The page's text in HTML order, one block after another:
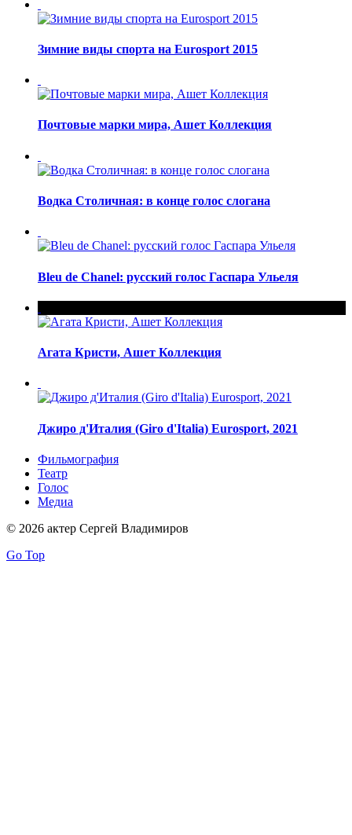
Зимние виды спорта на Eurosport 2015
Почтовые марки мира, Ашет Коллекция
Водка Столичная: в конце голос слогана
Bleu de Chanel: русский голос Гаспара Ульеля
Агата Кристи, Ашет Коллекция
Джиро д'Италия (Giro d'Italia) Eurosport, 2021
Фильмография
Театр
Голос
Медиа
© 2026 актер Сергей Владимиров
Go Top